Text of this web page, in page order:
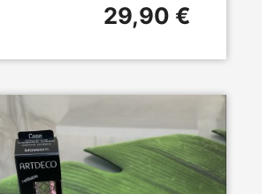
29,90 €